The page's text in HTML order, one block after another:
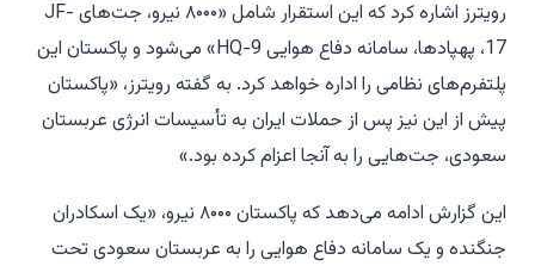
رویترز اشاره کرد که این استقرار شامل «۸۰۰۰ نیرو، جت‌های JF-
17، پهپادها، سامانه دفاع هوایی HQ-9» می‌شود و پاکستان این
پلتفرم‌های نظامی را اداره خواهد کرد. به گفته رویترز، «پاکستان
پیش از این نیز پس از حملات ایران به تأسیسات انرژی عربستان
سعودی، جت‌هایی را به آنجا اعزام کرده بود.»
این گزارش ادامه می‌دهد که پاکستان ۸۰۰۰ نیرو، «یک اسکادران
جنگنده و یک سامانه دفاع هوایی را به عربستان سعودی تحت